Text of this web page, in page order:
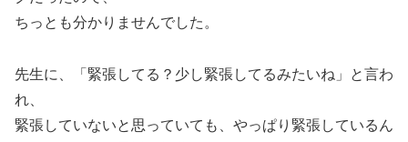
ちっとも分かりませんでした。
先生に、「緊張してる？少し緊張してるみたいね」と言わ
れ、
緊張していないと思っていても、やっぱり緊張しているん